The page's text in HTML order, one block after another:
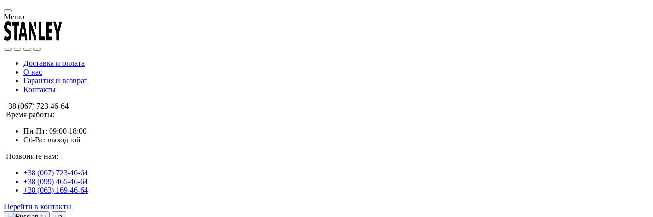
Меню
Доставка и оплата
О нас
Гарантия и возврат
Контакты
+38 (067) 723-46-64
Время работы:
Пн-Пт: 09:00-18:00
Сб-Вс: выходной
Позвоните нам:
+38 (067) 723-46-64
+38 (099) 465-46-64
+38 (063) 169-46-64
Перейти в контакты